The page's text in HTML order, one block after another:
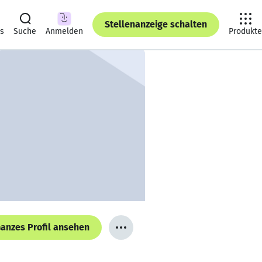
Suche Anmelden
Stellenanzeige schalten
Produkte
Profil ansehen